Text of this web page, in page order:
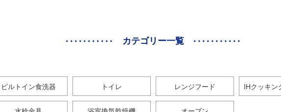
カテゴリー一覧
ビルトイン食洗器 トイレ レンジフード IHクッキン